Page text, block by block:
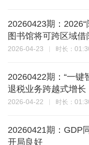
20260423期：
图书馆将可跨区域借
2026-04-23 时长：
20260422期：“一
退税业务跨越式增长
2026-04-22 时长：
20260421期：GDP
开局良好